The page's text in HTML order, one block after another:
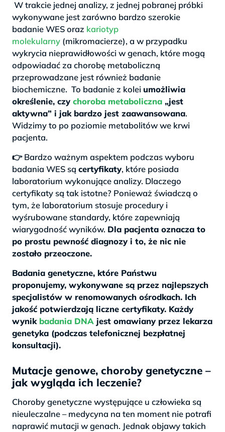
W trakcie jednej analizy, z jednej pobranej próbki
wykonywane jest zarówno bardzo szerokie
badanie WES oraz kariotyp
molekularny (mikromacierze), a w przypadku
wykrycia nieprawidłowości w genach, które mogą
odpowiadać za chorobę metaboliczną
przeprowadzane jest również badanie
biochemiczne. To badanie z kolei umożliwia
określenie, czy choroba metaboliczna „jest
aktywna” i jak bardzo jest zaawansowana.
Widzimy to po poziomie metabolitów we krwi
pacjenta.
👉 Bardzo ważnym aspektem podczas wyboru
badania WES są certyfikaty, które posiada
laboratorium wykonujące analizy. Dlaczego
certyfikaty są tak istotne? Ponieważ świadczą o
tym, że laboratorium stosuje procedury i
wyśrubowane standardy, które zapewniają
wiarygodność wyników. Dla pacjenta oznacza to
po prostu pewność diagnozy i to, że nic nie
zostało przeoczone.
Badania genetyczne, które Państwu
proponujemy, wykonywane są przez najlepszych
specjalistów w renomowanych ośrodkach. Ich
jakość potwierdzają liczne certyfikaty. Każdy
wynik badania DNA jest omawiany przez lekarza
genetyka (podczas telefonicznej bezpłatnej
konsultacji).
Mutacje genowe, choroby genetyczne –
jak wygląda ich leczenie?
Choroby genetyczne występujące u człowieka są
nieuleczalne – medycyna na ten moment nie potrafi
naprawić mutacji w genach. Jednak objawy takich